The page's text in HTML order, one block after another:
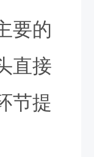
要的
直接
节提